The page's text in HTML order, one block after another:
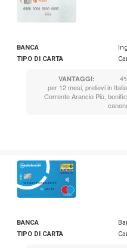
BANCA
TIPO DI CARTA
VANTAGGI:
per 12 mesi, prelievi in
Corrente Arancio Più,
BANCA
TIPO DI CARTA